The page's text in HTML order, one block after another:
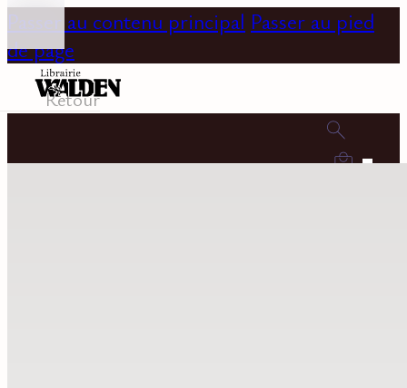
Passer au contenu principal Passer au pied
de page
0
Retour